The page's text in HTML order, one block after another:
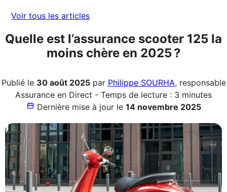
Voir tous les articles
Quelle est l’assurance scooter 125 la
moins chère en 2025 ?
Publié le 30 août 2025par Philippe SOURHA, responsable
Assurance en Direct - Temps de lecture : 3 minutes
Dernière mise à jour le 14 novembre 2025